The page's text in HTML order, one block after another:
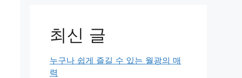
최신 글
누구나 쉽게 즐길 수 있는 월광의 매
력